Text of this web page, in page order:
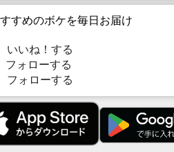
すめのボケを毎日お届け
いいね！する
ォローする
フォローする